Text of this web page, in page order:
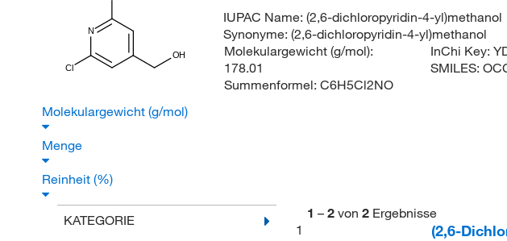
N
Cl
OH
IUPAC Name:(2,6-dichloropyridin-4-yl)methanol
Synonyme:(2,6-dichloropyridin-4-yl)methanol
Molekulargewicht (g/mol):
178.01
Summenformel: C6H5Cl2NO
InChi Key:
SMILES:
Molekulargewicht (g/mol)
Menge
Reinheit (%)
KATEGORIE
1 – 2 von 2 Ergebnisse
1
(2,6-